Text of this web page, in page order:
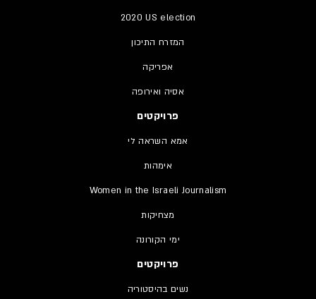
2020 US election
המזרח התיכון
אפריקה
אסיה ואירופה
פרויקטים
אמא השראה לי
אימהות
Women in the Israeli Journalism
מצחיקות
ימי הקורונה
פרויקטים
נשים בהיסטוריה